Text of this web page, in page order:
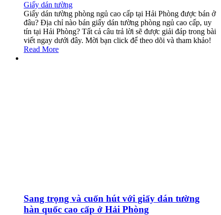
Giấy dán tường
Giấy dán tường phòng ngủ cao cấp tại Hải Phòng được bán ở
đâu? Địa chỉ nào bán giấy dán tường phòng ngủ cao cấp, uy
tín tại Hải Phòng? Tất cả câu trả lời sẽ được giải đáp trong bài
viết ngay dưới đây. Mời bạn click để theo dõi và tham khảo!
Read More
Sang trọng và cuốn hút với giấy dán tường
hàn quốc cao cấp ở Hải Phòng